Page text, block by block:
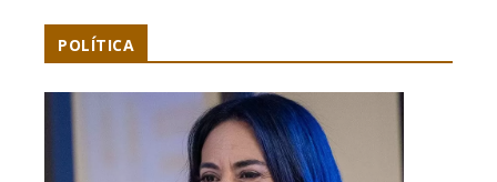
POLÍTICA